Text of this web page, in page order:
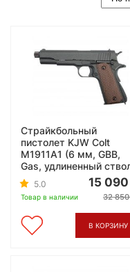
Страйкбольный
пистолет KJW Colt
M1911A1 (6 мм, GBB,
Gas, удлиненный
5.0
Товар в наличии
15 090
32
В КОРЗИНУ